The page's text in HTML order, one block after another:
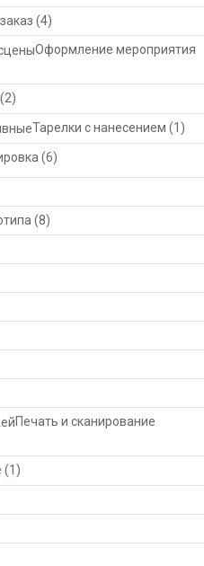
(4)
Оформление мероприятия
(2)
Тарелки с нанесением (1)
(6)
(8)
Печать и сканирование
(1)